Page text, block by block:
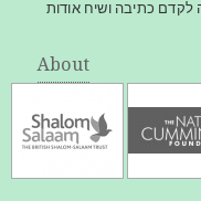
(580613073) שמטרתה לקדם כתיבה ושיח אודות
About